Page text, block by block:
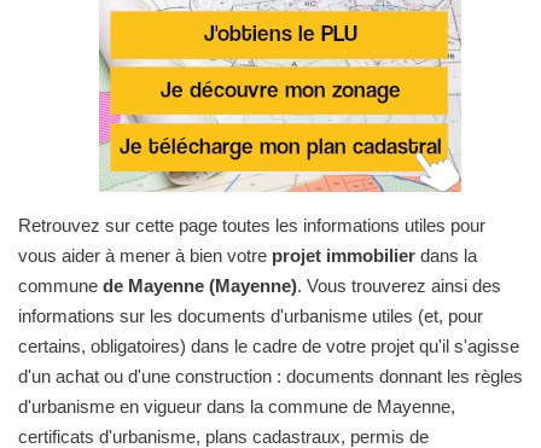
Retrouvez sur cette page toutes les informations utiles pour
vous aider à mener à bien votre projet immobilier dans la
commune de Mayenne (Mayenne). Vous trouverez ainsi des
informations sur les documents d'urbanisme utiles (et, pour
certains, obligatoires) dans le cadre de votre projet qu'il s'agisse
d'un achat ou d'une construction : documents donnant les règles
d'urbanisme en vigueur dans la commune de Mayenne,
certificats d'urbanisme, plans cadastraux, permis de